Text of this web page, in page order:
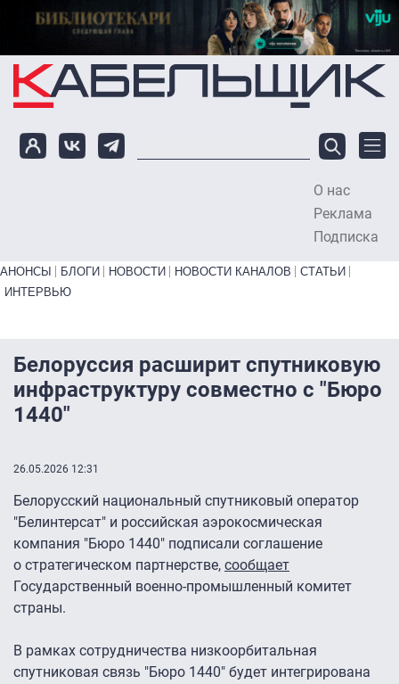
Перейти к основному содержанию
О нас
Реклама
Подписка
Primary links bottom
АНОНСЫ БЛОГИ НОВОСТИ НОВОСТИ КАНАЛОВ
СТАТЬИ
ИНТЕРВЬЮ
Белоруссия расширит спутниковую
инфраструктуру совместно с "Бюро
1440″
26.05.2026 12:31
Белорусский национальный спутниковый оператор
"Белинтерсат" и российская аэрокосмическая
компания "Бюро 1440″ подписали соглашение
о стратегическом партнерстве, сообщает
Государственный военно-промышленный комитет
страны.
В рамках сотрудничества низкоорбитальная
спутниковая связь "Бюро 1440″ будет интегрирована